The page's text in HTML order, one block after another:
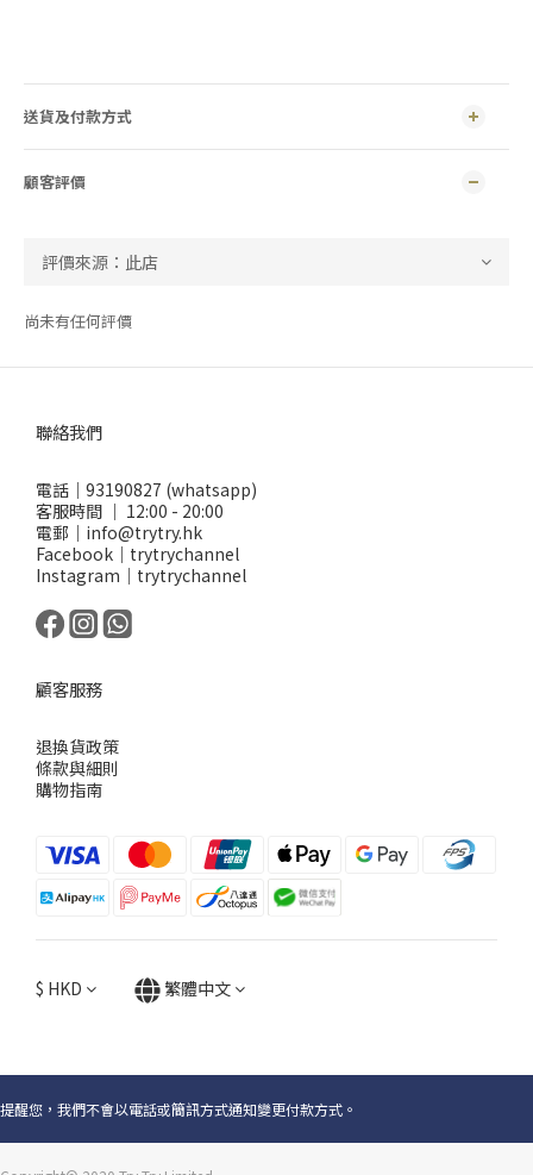
送貨及付款方式
顧客評價
尚未有任何評價
聯絡我們
電話｜93190827 (whatsapp)
客服時間 ｜ 12:00 - 20:00
電郵｜info@trytry.hk
Facebook｜trytrychannel
Instagram｜trytrychannel
顧客服務
退換貨政策
條款與細則
購物指南
$ HKD 繁體中文
提醒您，我們不會以電話或簡訊方式通知變更付款方式。